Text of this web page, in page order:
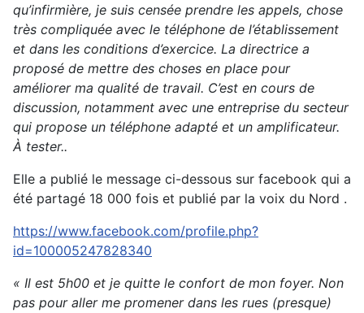
qu’infirmière, je suis censée prendre les appels, chose
très compliquée avec le téléphone de l’établissement
et dans les conditions d’exercice. La directrice a
proposé de mettre des choses en place pour
améliorer ma qualité de travail. C’est en cours de
discussion, notamment avec une entreprise du secteur
qui propose un téléphone adapté et un amplificateur.
À tester..
Elle a publié le message ci-dessous sur facebook qui a
été partagé 18 000 fois et publié par la voix du Nord .
https://www.facebook.com/profile.php?
id=100005247828340
« Il est 5h00 et je quitte le confort de mon foyer. Non
pas pour aller me promener dans les rues (presque)